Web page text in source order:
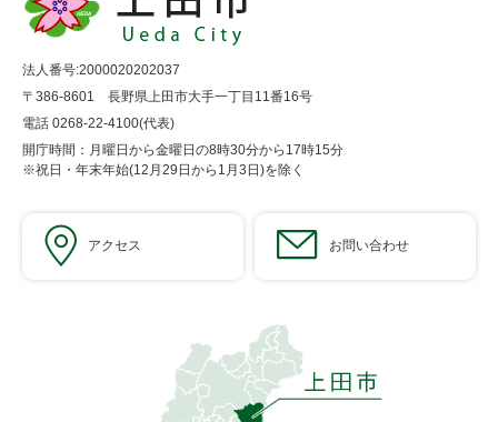
法人番号:2000020202037
〒386-8601 長野県上田市大手一丁目11番16号
電話 0268-22-4100(代表)
開庁時間：月曜日から金曜日の8時30分から17時15分
※祝日・年末年始(12月29日から1月3日)を除く
アクセス お問い合わせ